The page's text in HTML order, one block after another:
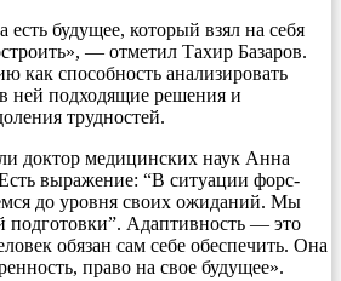
есть будущее, который взял на себя
— отметил Тахир Базаров.
как способность анализировать
ней подходящие решения и
трудностей.
доктор медицинских наук Анна
выражение: “В ситуации форс-
до уровня своих ожиданий. Мы
подготовки”. Адаптивность — это
обязан сам себе обеспечить. Она
право на свое будущее».